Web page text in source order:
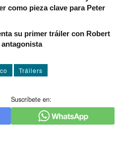
como pieza clave para Peter
su primer tráiler con Robert
Tráilers
Suscríbete en: